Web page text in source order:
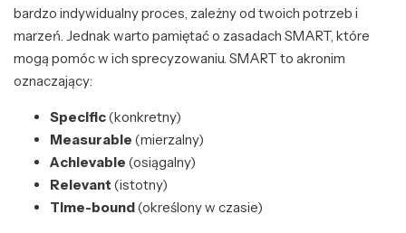
bardzo indywidualny proces, zależny od twoich potrzeb i
marzeń. Jednak warto pamiętać o zasadach SMART, które
mogą pomóc w ich sprecyzowaniu. SMART to akronim
oznaczający:
Specific(konkretny)
Measurable (mierzalny)
Achievable (osiągalny)
Relevant (istotny)
Time-bound(określony w czasie)